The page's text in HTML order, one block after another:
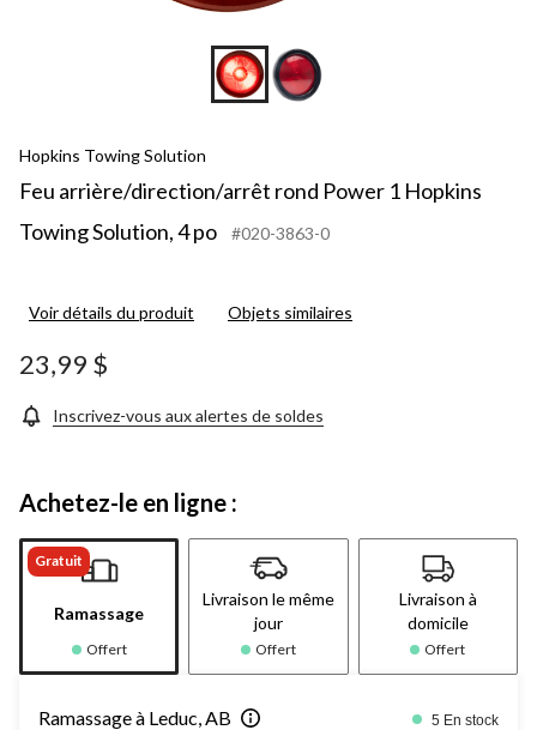
Hopkins Towing Solution
Feu arrière/direction/arrêt rond Power 1 Hopkins
Towing Solution, 4 po
#020-3863-0
Voir détails du produit Objets similaires
23,99 $
Inscrivez-vous aux alertes de soldes
Achetez-le en ligne :
Gratuit
Ramassage
Offert
Livraison le même
jour
Offert
Livraison à
domicile
Offert
Ramassage à Leduc, AB 5 En stock